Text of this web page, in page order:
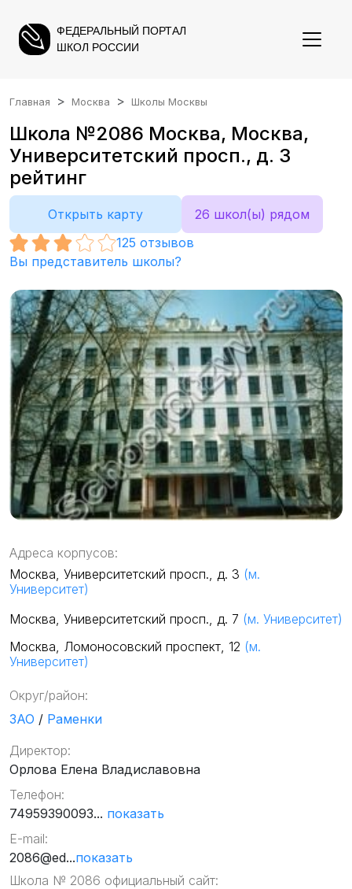
ФЕДЕРАЛЬНЫЙ ПОРТАЛ
ШКОЛ РОССИИ
Главная Москва Школы Москвы
Школа №2086 Москва, Москва,
Университетский просп., д. 3
рейтинг
Открыть карту
26 школ(ы) рядом
125 отзывов
Вы представитель школы?
Адреса корпусов:
Москва, Университетский просп., д. 3 (м.
Университет)
Москва, Университетский просп., д. 7 (м. Университет)
Москва, Ломоносовский проспект, 12 (м.
Университет)
Округ/район:
ЗАО / Раменки
Директор:
Орлова Елена Владиславовна
Телефон:
74959390093... показать
E-mail:
2086@ed...показать
Школа № 2086 официальный сайт: